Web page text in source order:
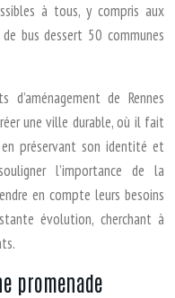
à tous, y compris aux
bus dessert 50 communes
de Rennes
une ville durable, où il fait
préservant son identité et
l’importance de la
en compte leurs besoins
évolution, cherchant à
promenade